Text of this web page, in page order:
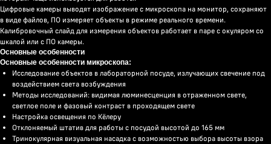
Цифровые камеры выводят изображение с микроскопа на монитор, сохраняют
в виде файлов, ПО измеряет объекты в режиме реального времени.
Калибровочный слайд для измерения объектов работает в паре с окуляром со
шкалой или с ПО камеры.
Основные особенности
Основные особенности микроскопа:
Исследование объектов в лабораторной посуде, излучающих свечение под
воздействием света возбуждения
Методы исследований: видимая люминесценция в отраженном свете,
светлое поле и фазовый контраст в проходящем свете
Настройка освещения по Кёлеру
Отклоняемый штатив для работы с посудой высотой до 165 мм
Тринокулярная визуальная насадка с возможностью выбора высоты взора